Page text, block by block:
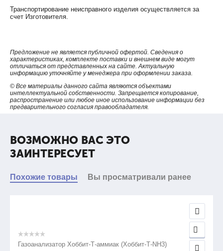
Транспортирование неисправного изделия осуществляется за
счет Изготовителя.
Предложение не является публичной офертой. Сведения о
характеристиках, комплекте поставки и внешнем виде могут
отличаться от представленных на сайте. Актуальную
информацию уточняйте у менеджера при оформлении заказа.
© Все материалы данного сайта являются объектами
интеллектуальной собственности. Запрещается копирование,
распространение или любое иное использование информации без
предварительного согласия правообладателя.
ВОЗМОЖНО ВАС ЭТО
ЗАИНТЕРЕСУЕТ
Похожие товары Вы просматривали ранее
Газоанализатор Хоббит-Т-аммиак (Хоббит-Т-NH3)